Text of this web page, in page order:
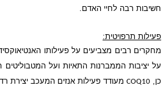
חשיבות רבה לחיי האדם.
פעילות תרפויטית:
מחקרים רבים מצביעים על פעילותו
על יציבות הממברנות התאיות ועל המטבוליטים
כן, COQ10 מעודד פעילות אנזים המעכב יצירת